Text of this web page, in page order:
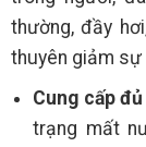
thường, đầy
thuyên giảm sự
Cung cấp
trạng mất